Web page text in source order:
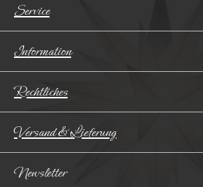
Service
Information
Rechtliches
Versand & Lieferung
Newsletter